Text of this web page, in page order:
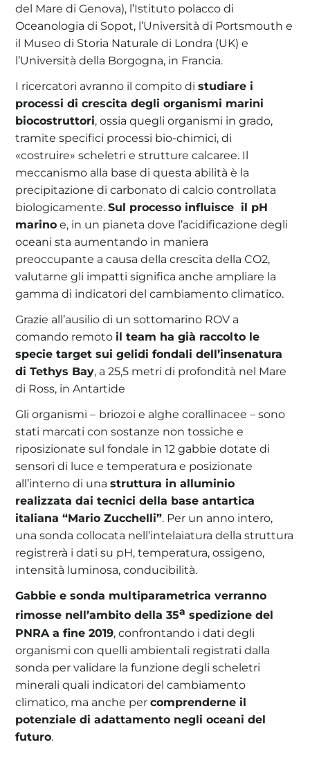
del Mare di Genova), l’Istituto polacco di
Oceanologia di Sopot, l’Università di Portsmouth e
il Museo di Storia Naturale di Londra (UK) e
l’Università della Borgogna, in Francia.
I ricercatori avranno il compito distudiare i
processi di crescita degli organismi marini
biocostruttori, ossia quegli organismi in grado,
tramite specifici processi bio-chimici, di
«costruire» scheletri e strutture calcaree. Il
meccanismo alla base di questa abilità è la
precipitazione di carbonato di calcio controllata
biologicamente.Sul processo influisce il pH
marino e, in un pianeta dove l’acidificazione degli
oceani sta aumentando in maniera
preoccupante a causa della crescita della CO2,
valutarne gli impatti significa anche ampliare la
gamma di indicatori del cambiamento climatico.
Grazie all’ausilio di un sottomarino ROV a
comando remoto il team ha già raccolto le
specie target sui gelidi fondali dell’insenatura
di Tethys Bay, a 25,5 metri di profondità nel Mare
di Ross, in Antartide
Gli organismi – briozoi e alghe corallinacee – sono
stati marcati con sostanze non tossiche e
riposizionate sul fondale in 12 gabbie dotate di
sensori di luce e temperatura e posizionate
all’interno di unastruttura in alluminio
realizzata dai tecnici della base antartica
italiana “Mario Zucchelli”. Per un anno intero,
una sonda collocata nell’intelaiatura della struttura
registrerà i dati su pH, temperatura, ossigeno,
intensità luminosa, conducibilità.
Gabbie e sonda multiparametrica verranno
rimosse nell’ambito della 35a spedizione del
PNRA a fine 2019, confrontando i dati degli
organismi con quelli ambientali registrati dalla
sonda per validare la funzione degli scheletri
minerali quali indicatori del cambiamento
climatico, ma anche percomprenderne il
potenziale di adattamento negli oceani del
futuro.